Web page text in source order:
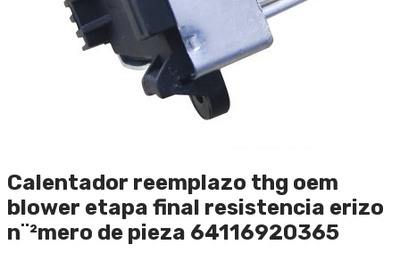
Calentador reemplazo thg oem
blower etapa final resistencia erizo
n¨²mero de pieza 64116920365